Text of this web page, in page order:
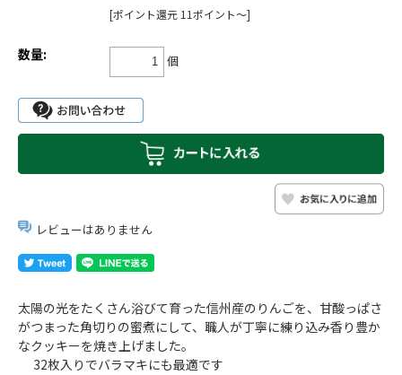
[ポイント還元 11ポイント～]
数量: 個
レビューはありません
太陽の光をたくさん浴びて育った信州産のりんごを、甘酸っぱさ
がつまった角切りの蜜煮にして、職人が丁寧に練り込み香り豊か
なクッキーを焼き上げました。
32枚入りでバラマキにも最適です